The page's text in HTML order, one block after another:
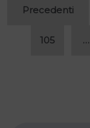
Navigazione
Precedenti
105 …